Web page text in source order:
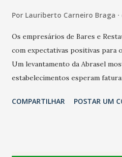
Por Lauriberto Carneiro Braga
Os empresários de Bares e
com expectativas positivas para
Um levantamento da Abrasel
estabelecimentos esperam
relação ao último trimestre
COMPARTILHAR POSTAR UM